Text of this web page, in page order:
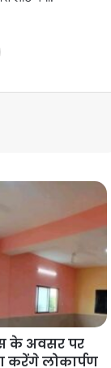
के अवसर पर
करेंगे लोकार्पण